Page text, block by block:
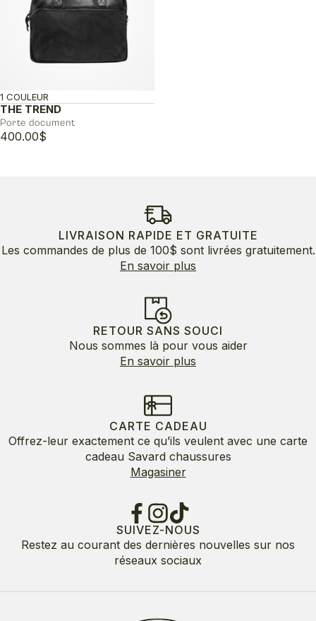
THE TREND
Porte document
1 COULEUR
400.00$
LIVRAISON RAPIDE ET GRATUITE
Les commandes de plus de 100$ sont livrées gratuitement.
En savoir plus
RETOUR SANS SOUCI
Nous sommes là pour vous aider
En savoir plus
CARTE CADEAU
Offrez-leur exactement ce qu’ils veulent avec une carte
cadeau Savard chaussures
Magasiner
SUIVEZ-NOUS
Restez au courant des dernières nouvelles sur nos
réseaux sociaux